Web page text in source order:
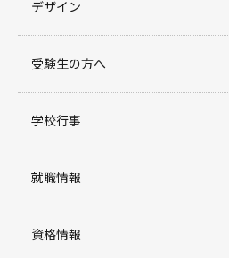
デザイン
受験生の方へ
学校行事
就職情報
資格情報